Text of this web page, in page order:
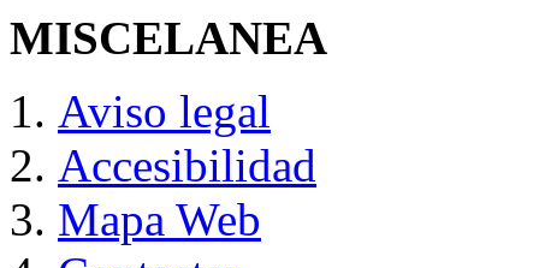
MISCELANEA
Aviso legal
Accesibilidad
Mapa Web